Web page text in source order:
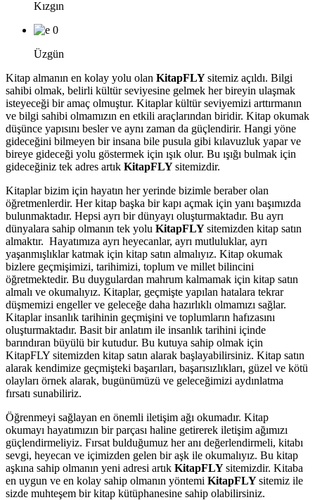
Kızgın
0
Üzgün
Kitap almanın en kolay yolu olan KitapFLYsitemiz açıldı. Bilgi
sahibi olmak, belirli kültür seviyesine gelmek her bireyin ulaşmak
isteyeceği bir amaç olmuştur. Kitaplar kültür seviyemizi arttırmanın
ve bilgi sahibi olmamızın en etkili araçlarından biridir. Kitap okumak
düşünce yapısını besler ve aynı zaman da güçlendirir. Hangi yöne
gideceğini bilmeyen bir insana bile pusula gibi kılavuzluk yapar ve
bireye gideceği yolu göstermek için ışık olur. Bu ışığı bulmak için
gideceğiniz tek adres artık KitapFLYsitemizdir.
Kitaplar bizim için hayatın her yerinde bizimle beraber olan
öğretmenlerdir. Her kitap başka bir kapı açmak için yanı başımızda
bulunmaktadır. Hepsi ayrı bir dünyayı oluşturmaktadır. Bu ayrı
dünyalara sahip olmanın tek yolu KitapFLYsitemizden kitap satın
almaktır. Hayatımıza ayrı heyecanlar, ayrı mutluluklar, ayrı
yaşanmışlıklar katmak için kitap satın almalıyız. Kitap okumak
bizlere geçmişimizi, tarihimizi, toplum ve millet bilincini
öğretmektedir. Bu duygulardan mahrum kalmamak için kitap satın
almalı ve okumalıyız. Kitaplar, geçmişte yapılan hatalara tekrar
düşmemizi engeller ve geleceğe daha hazırlıklı olmamızı sağlar.
Kitaplar insanlık tarihinin geçmişini ve toplumların hafızasını
oluşturmaktadır. Basit bir anlatım ile insanlık tarihini içinde
barındıran büyülü bir kutudur. Bu kutuya sahip olmak için
KitapFLY sitemizden kitap satın alarak başlayabilirsiniz. Kitap satın
alarak kendimize geçmişteki başarıları, başarısızlıkları, güzel ve kötü
olayları örnek alarak, bugünümüzü ve geleceğimizi aydınlatma
fırsatı sunabiliriz.
Öğrenmeyi sağlayan en önemli iletişim ağı okumadır. Kitap
okumayı hayatımızın bir parçası haline getirerek iletişim ağımızı
güçlendirmeliyiz. Fırsat bulduğumuz her anı değerlendirmeli, kitabı
sevgi, heyecan ve içimizden gelen bir aşk ile okumalıyız. Bu kitap
aşkına sahip olmanın yeni adresi artık KitapFLYsitemizdir. Kitaba
en uygun ve en kolay sahip olmanın yöntemi KitapFLYsitemiz ile
sizde muhteşem bir kitap kütüphanesine sahip olabilirsiniz.